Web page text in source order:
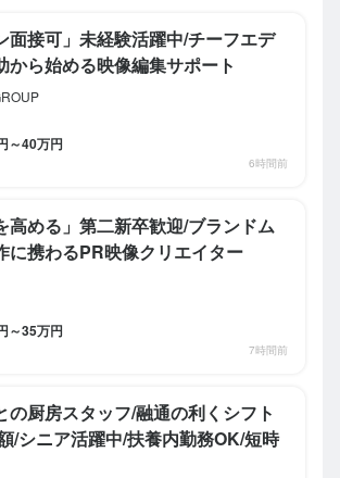
面接可」未経験活躍中/チーフエデ
から始める映像編集サポート
～40万円
6時間前
高める」第二新卒歓迎/ブランドム
に携わるPR映像クリエイター
～35万円
7時間前
の厨房スタッフ/融通の利くシフト
/シニア活躍中/扶養内勤務OK/短時